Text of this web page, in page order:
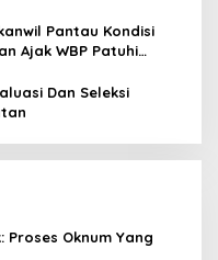
Pantau Kondisi
Ajak WBP Patuhi
Dan Seleksi
Proses Oknum Yang